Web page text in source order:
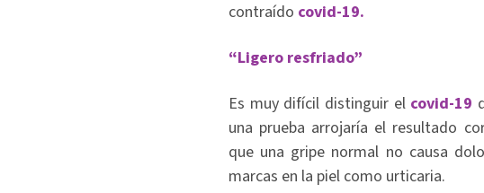
contraído covid-19.
“Ligero resfriado”
Es muy difícil distinguir el covid-19
una prueba arrojaría el resultado
que una gripe normal no causa
marcas en la piel como urticaria.